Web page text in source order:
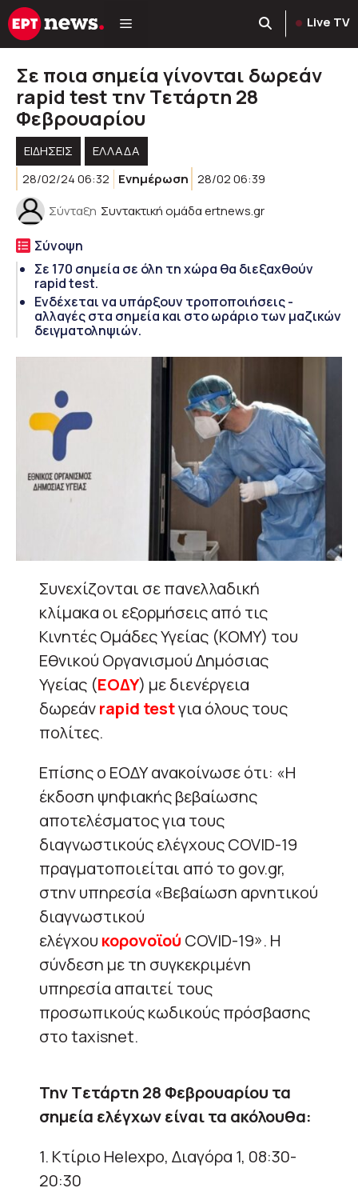
Μετάβαση
σε
Live TV
Σε ποια σημεία γίνονται δωρεάν
rapid test την Tετάρτη 28
Φεβρουαρίου
ΕΙΔΗΣΕΙΣ
ΕΛΛΑΔΑ
28/02/24 06:32
Ενημέρωση 28/02 06:39
Σύνταξη Συντακτική ομάδα ertnews.gr
Σύνοψη
Σε 170 σημεία σε όλη τη χώρα θα διεξαχθούν
rapid test.
Ενδέχεται να υπάρξουν τροποποιήσεις -
αλλαγές στα σημεία και στο ωράριο των μαζικών
δειγματοληψιών.
Συνεχίζονται σε πανελλαδική
κλίμακα οι εξορμήσεις από τις
Κινητές Ομάδες Υγείας (ΚΟΜΥ) του
Εθνικού Οργανισμού Δημόσιας
Υγείας (ΕΟΔΥ) με διενέργεια
δωρεάνrapid testγια όλους τους
πολίτες.
Επίσης ο ΕΟΔΥ ανακοίνωσε ότι: «Η
έκδοση ψηφιακής βεβαίωσης
αποτελέσματος για τους
διαγνωστικούς ελέγχους COVID-19
πραγματοποιείται από το gov.gr,
στην υπηρεσία «Βεβαίωση αρνητικού
διαγνωστικού
ελέγχου κορονοϊού COVID-19». Η
σύνδεση με τη συγκεκριμένη
υπηρεσία απαιτεί τους
προσωπικούς κωδικούς πρόσβασης
στο taxisnet.
Την Tετάρτη 28 Φεβρουαρίου τα
σημεία ελέγχων είναι τα ακόλουθα:
1. Κτίριο Helexpo, Διαγόρα 1, 08:30-
20:30